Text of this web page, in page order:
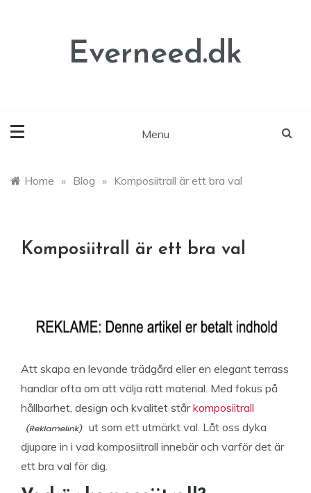
Everneed.dk
Menu
Home » Blog » Komposiitrall är ett bra val
Komposiitrall är ett bra val
Att skapa en levande trädgård eller en elegant terrass
handlar ofta om att välja rätt material. Med fokus på
hållbarhet, design och kvalitet stårkomposiitrall
ut som ett utmärkt val. Låt oss dyka
djupare in i vad komposiitrall innebär och varför det är
ett bra val för dig.